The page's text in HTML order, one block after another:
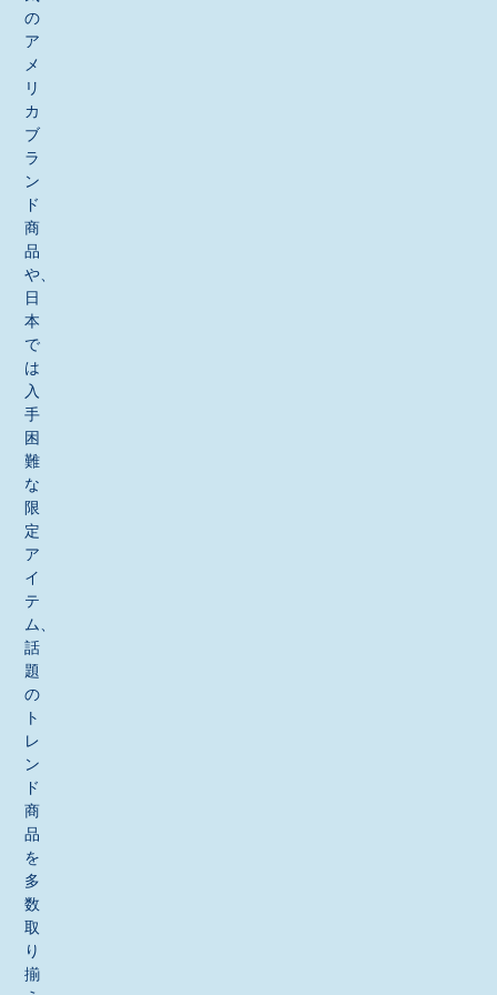
の
ア
メ
リ
カ
ブ
ラ
ン
ド
商
品
や、
日
本
で
は
入
手
困
難
な
限
定
ア
イ
テ
ム、
話
題
の
ト
レ
ン
ド
商
品
を
多
数
取
り
揃